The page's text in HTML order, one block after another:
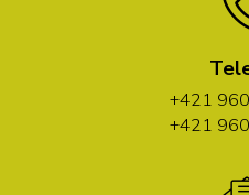
+421
+421